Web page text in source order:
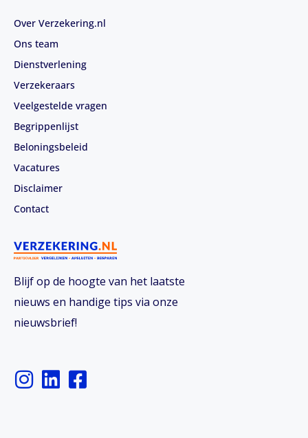
Blijf op de hoogte van het laatste
nieuws en handige tips via onze
nieuwsbrief!
I
n
L
i
F
a
Over Verzekering.nl
Ons team
Dienstverlening
Verzekeraars
Veelgestelde vragen
Begrippenlijst
Beloningsbeleid
Vacatures
Disclaimer
Contact